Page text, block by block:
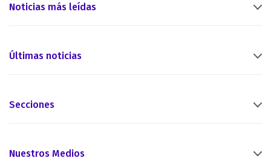
Noticias más leídas
Últimas noticias
Secciones
Nuestros Medios